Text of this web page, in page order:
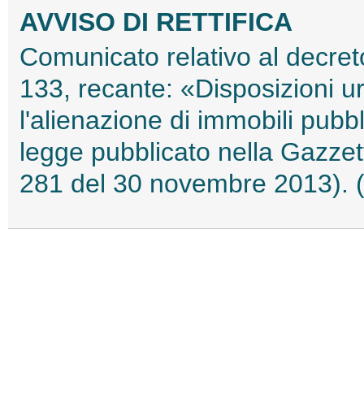
AVVISO DI RETTIFICA
Comunicato relativo al
133, recante: «Disposizioni
l'alienazione di immobili
legge pubblicato nella
281 del 30 novembre 2013).